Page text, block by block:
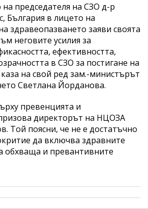
председателя на СЗО д-р
България в лицето на
здравеопазването заяви своята
неговите усилия за
ефективността,
в СЗО за постигане на
на свой ред зам.-министърът
Светлана Йорданова.
превенцията и
директорът на НЦОЗА
Той поясни, че не е достатъчно
да включва здравните
обхваща и превантивните